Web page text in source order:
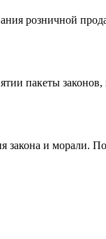
розничной
пакеты
закона и морали.